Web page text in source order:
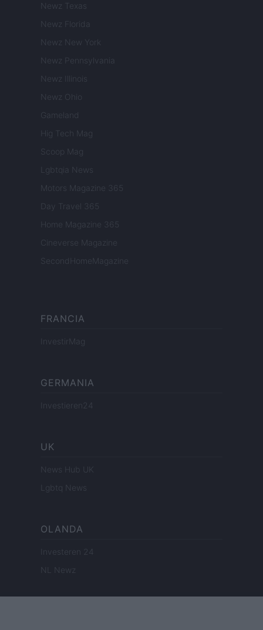
Newz Texas
Newz Florida
Newz New York
Newz Pennsylvania
Newz Illinois
Newz Ohio
Gameland
Hig Tech Mag
Scoop Mag
Lgbtqia News
Motors Magazine 365
Day Travel 365
Home Magazine 365
Cineverse Magazine
SecondHomeMagazine
FRANCIA
InvestirMag
GERMANIA
Investieren24
UK
News Hub UK
Lgbtq News
OLANDA
Investeren 24
NL Newz